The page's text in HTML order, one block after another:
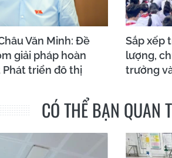
Văn Minh: Đề
giải pháp hoàn
triển đô thị
Sắp xếp
lượng,
trưởng
CÓ THỂ BẠN QUAN